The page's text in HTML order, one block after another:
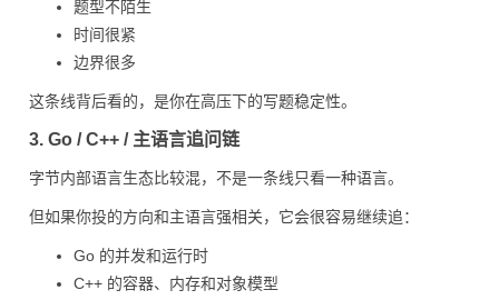
题型不陌生
时间很紧
边界很多
这条线背后看的，是你在高压下的写题稳定性。
3. Go / C++ / 主语言追问链
字节内部语言生态比较混，不是一条线只看一种语言。
但如果你投的方向和主语言强相关，它会很容易继续追：
Go 的并发和运行时
C++ 的容器、内存和对象模型